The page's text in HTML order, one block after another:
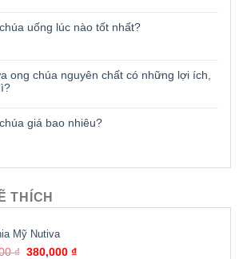
uống lúc nào tốt nhất?
ong chúa nguyên chất có những lợi ích,
giá bao nhiêu?
THÍCH
Mỹ Nutiva
₫ 380,000₫